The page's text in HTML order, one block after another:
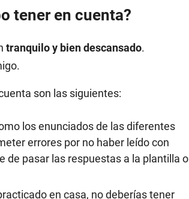
tener en cuenta?
tranquilo y bien descansado.
son las siguientes:
los enunciados de las diferentes
errores por no haber leído con
de pasar las respuestas a la plantilla o
en casa, no deberías tener